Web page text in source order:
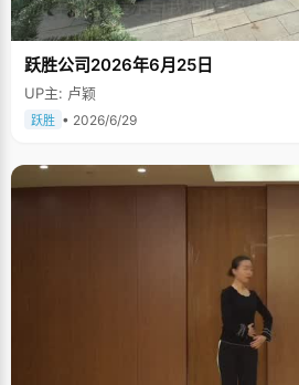
跃胜公司2026年6月25日
UP主: 卢颖
跃胜 • 2026/6/29